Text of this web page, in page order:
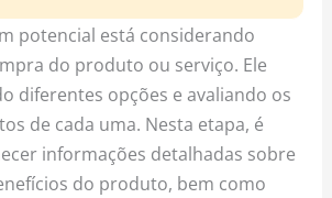
potencial está considerando
do produto ou serviço. Ele
diferentes opções e avaliando os
de cada uma. Nesta etapa, é
informações detalhadas sobre
do produto, bem como